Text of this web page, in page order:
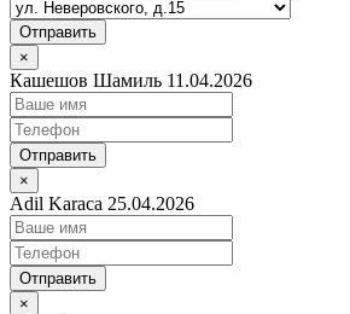
Отправить
×
Кашешов Шамиль 11.04.2026
Отправить
×
Adil Karaca 25.04.2026
Отправить
×